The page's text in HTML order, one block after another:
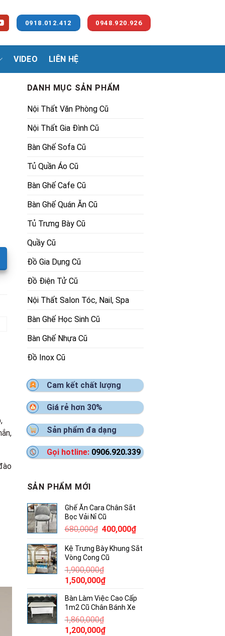
0918.012.412 0948.920.926
VIDEO LIÊN HỆ
DANH MỤC SẢN PHẨM
Nội Thất Văn Phòng Cũ
Nội Thất Gia Đình Cũ
Bàn Ghế Sofa Cũ
Tủ Quần Áo Cũ
Bàn Ghế Cafe Cũ
Bàn Ghế Quán Ăn Cũ
Tủ Trưng Bày Cũ
Quầy Cũ
Đồ Gia Dụng Cũ
Đồ Điện Tử Cũ
Nội Thất Salon Tóc, Nail, Spa
Bàn Ghế Học Sinh Cũ
Bàn Ghế Nhựa Cũ
Đồ Inox Cũ
Cam kết chất lượng
Giá rẻ hơn 30%
Sản phẩm đa dạng
Gọi hotline: 0906.920.339
SẢN PHẨM MỚI
Ghế Ăn Cara Chân Sắt
Bọc Vải Nỉ Cũ
680,000₫ Giá
là:
680,000₫.
400,000₫Giá
tại
Kệ Trưng Bày Khung Sắt
Vòng Cong Cũ
1,900,000₫
Giá
là:
1,900,000₫.
1,500,000₫Giá
tại
là:
Bàn Làm Việc Cao Cấp
1m2 Cũ Chân Bánh Xe
1,860,000₫
Giá
1,200,000₫Giá